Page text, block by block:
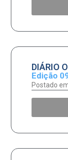
DIÁRIO
Edição
Postado